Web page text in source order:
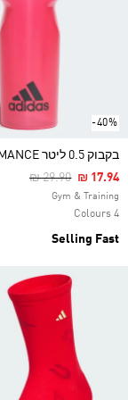
-40%
בקבוק 0.5 ליטר PERFORMANCE
Price Reduced
₪ 29.90To₪ 17.94
Gym & Training
4 Colours
Selling Fast